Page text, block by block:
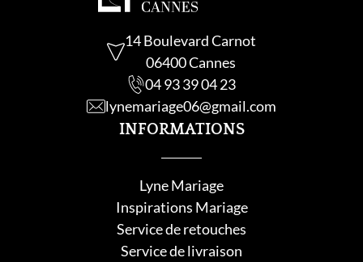
14 Boulevard Carnot
06400 Cannes
04 93 39 04 23
lynemariage06@gmail.com
INFORMATIONS
Lyne Mariage
Inspirations Mariage
Service de retouches
Service de livraison